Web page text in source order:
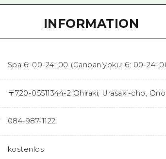
INFORMATION
Spa 6: 00-24: 00 (Ganban'yoku: 6: 00-24:
〒720-05511344-2 Ohiraki, Urasaki-cho,
084-987-1122
kostenlos